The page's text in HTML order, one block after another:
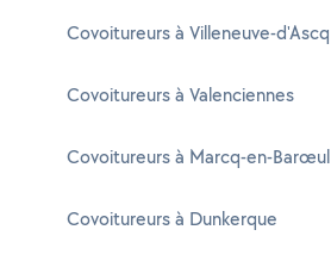
Covoitureurs à Villeneuve-d'Ascq
Covoitureurs à Valenciennes
Covoitureurs à Marcq-en-Barœul
Covoitureurs à Dunkerque